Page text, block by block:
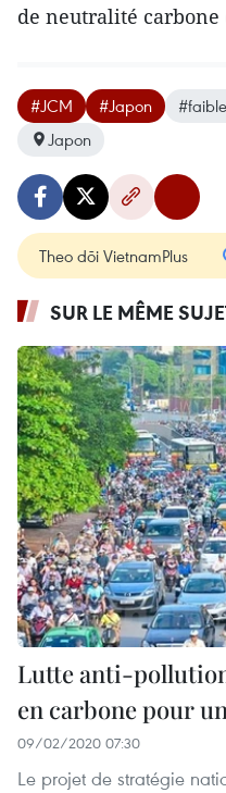
de neutralité carbone
#JCM #Japon
Japon
Theo dõi VietnamPlus
SUR LE MÊME
Lutte anti-
en carbone pour
09/02/2020 07:30
Le projet de stratégie